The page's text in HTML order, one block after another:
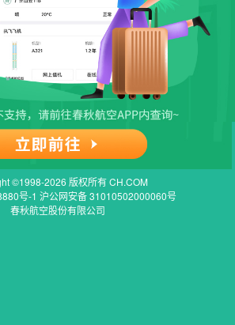
©1998-2026 版权所有 CH.COM
号-1 沪公网安备 31010502000060号
春秋航空股份有限公司